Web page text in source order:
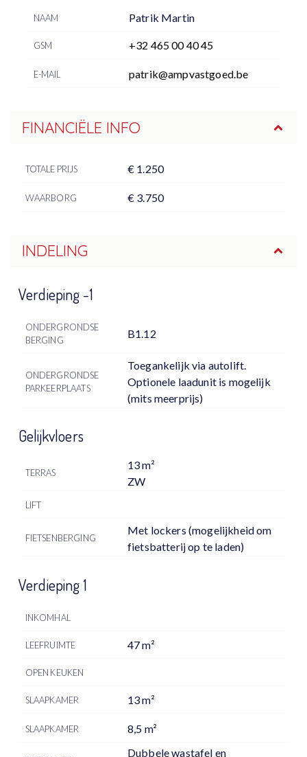
NAAM Patrik Martin
GSM +32 465 00 40 45
E-MAIL patrik@ampvastgoed.be
FINANCIËLE INFO
TOTALE PRIJS € 1.250
WAARBORG € 3.750
INDELING
Verdieping -1
ONDERGRONDSE
BERGING
B1.12
ONDERGRONDSE
PARKEERPLAATS
Toegankelijk via autolift.
Optionele laadunit is mogelijk
(mits meerprijs)
Gelijkvloers
TERRAS
13 m²
ZW
LIFT
FIETSENBERGING
Met lockers (mogelijkheid om
fietsbatterij op te laden)
Verdieping 1
INKOMHAL
LEEFRUIMTE 47 m²
OPEN KEUKEN
SLAAPKAMER 13 m²
SLAAPKAMER 8,5 m²
Dubbele wastafel en